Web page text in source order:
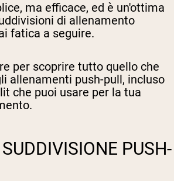
ma efficace, ed è un'ottima
di allenamento
fatica a seguire.
per scoprire tutto quello che
allenamenti push-pull, incluso
che puoi usare per la tua
PUSH-